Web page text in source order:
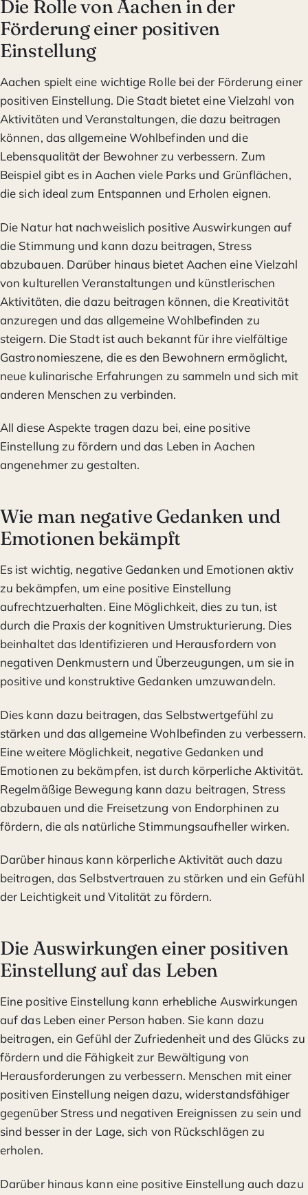
Die Rolle von Aachen in der
Förderung einer positiven
Einstellung
Aachen spielt eine wichtige Rolle bei der Förderung einer
positiven Einstellung. Die Stadt bietet eine Vielzahl von
Aktivitäten und Veranstaltungen, die dazu beitragen
können, das allgemeine Wohlbefinden und die
Lebensqualität der Bewohner zu verbessern. Zum
Beispiel gibt es in Aachen viele Parks und Grünflächen,
die sich ideal zum Entspannen und Erholen eignen.
Die Natur hat nachweislich positive Auswirkungen auf
die Stimmung und kann dazu beitragen, Stress
abzubauen. Darüber hinaus bietet Aachen eine Vielzahl
von kulturellen Veranstaltungen und künstlerischen
Aktivitäten, die dazu beitragen können, die Kreativität
anzuregen und das allgemeine Wohlbefinden zu
steigern. Die Stadt ist auch bekannt für ihre vielfältige
Gastronomieszene, die es den Bewohnern ermöglicht,
neue kulinarische Erfahrungen zu sammeln und sich mit
anderen Menschen zu verbinden.
All diese Aspekte tragen dazu bei, eine positive
Einstellung zu fördern und das Leben in Aachen
angenehmer zu gestalten.
Wie man negative Gedanken und
Emotionen bekämpft
Es ist wichtig, negative Gedanken und Emotionen aktiv
zu bekämpfen, um eine positive Einstellung
aufrechtzuerhalten. Eine Möglichkeit, dies zu tun, ist
durch die Praxis der kognitiven Umstrukturierung. Dies
beinhaltet das Identifizieren und Herausfordern von
negativen Denkmustern und Überzeugungen, um sie in
positive und konstruktive Gedanken umzuwandeln.
Dies kann dazu beitragen, das Selbstwertgefühl zu
stärken und das allgemeine Wohlbefinden zu verbessern.
Eine weitere Möglichkeit, negative Gedanken und
Emotionen zu bekämpfen, ist durch körperliche Aktivität.
Regelmäßige Bewegung kann dazu beitragen, Stress
abzubauen und die Freisetzung von Endorphinen zu
fördern, die als natürliche Stimmungsaufheller wirken.
Darüber hinaus kann körperliche Aktivität auch dazu
beitragen, das Selbstvertrauen zu stärken und ein Gefühl
der Leichtigkeit und Vitalität zu fördern.
Die Auswirkungen einer positiven
Einstellung auf das Leben
Eine positive Einstellung kann erhebliche Auswirkungen
auf das Leben einer Person haben. Sie kann dazu
beitragen, ein Gefühl der Zufriedenheit und des Glücks zu
fördern und die Fähigkeit zur Bewältigung von
Herausforderungen zu verbessern. Menschen mit einer
positiven Einstellung neigen dazu, widerstandsfähiger
gegenüber Stress und negativen Ereignissen zu sein und
sind besser in der Lage, sich von Rückschlägen zu
erholen.
Darüber hinaus kann eine positive Einstellung auch dazu